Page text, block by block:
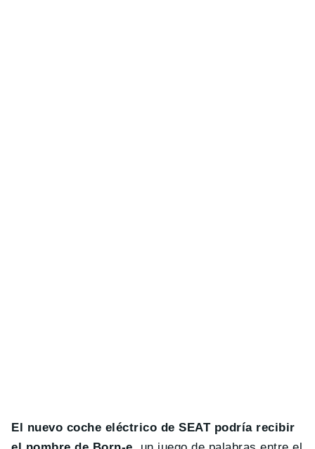
El nuevo coche eléctrico de SEAT podría recibir